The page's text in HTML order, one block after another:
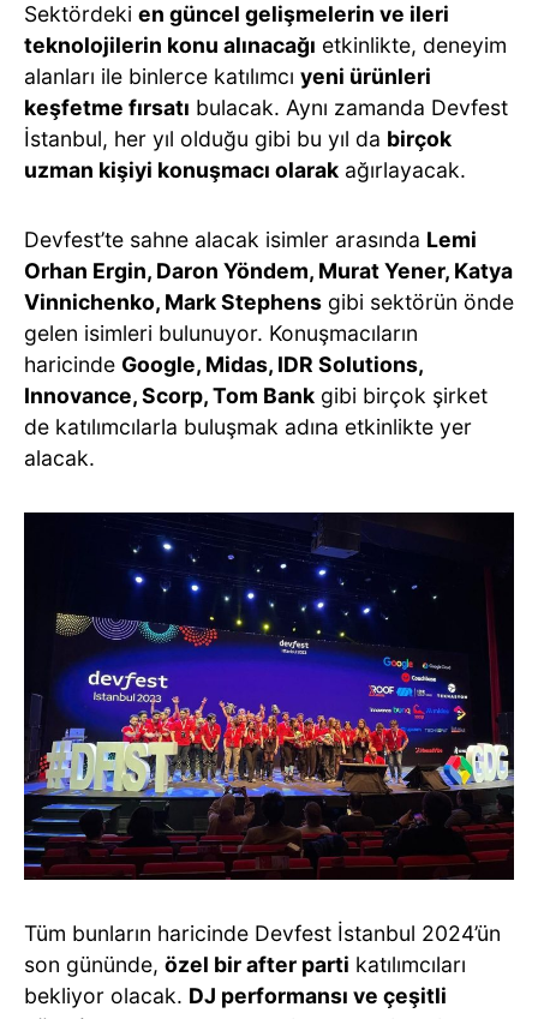
Sektördeki en güncel gelişmelerin ve ileri
teknolojilerin konu alınacağı etkinlikte, deneyim
alanları ile binlerce katılımcı yeni ürünleri
keşfetme fırsatı bulacak. Aynı zamanda Devfest
İstanbul, her yıl olduğu gibi bu yıl da birçok
uzman kişiyi konuşmacı olarak ağırlayacak.
Devfest’te sahne alacak isimler arasında Lemi
Orhan Ergin, Daron Yöndem, Murat Yener, Katya
Vinnichenko, Mark Stephens gibi sektörün önde
gelen isimleri bulunuyor. Konuşmacıların
haricinde Google, Midas, IDR Solutions,
Innovance, Scorp, Tom Bank gibi birçok şirket
de katılımcılarla buluşmak adına etkinlikte yer
alacak.
Tüm bunların haricinde Devfest İstanbul 2024’ün
son gününde, özel bir after parti katılımcıları
bekliyor olacak. DJ performansı ve çeşitli